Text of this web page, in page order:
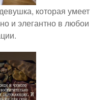
которая умеет
и элегантно в любои